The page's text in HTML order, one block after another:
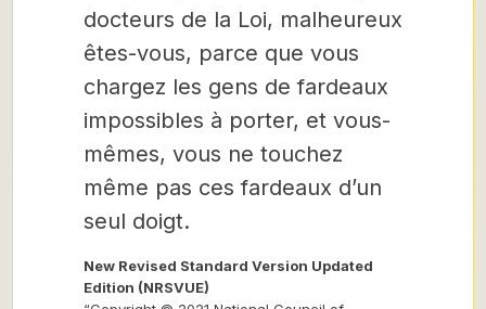
docteurs de la Loi, malheureux
êtes-vous, parce que vous
chargez les gens de fardeaux
impossibles à porter, et vous-
mêmes, vous ne touchez
même pas ces fardeaux d’un
seul doigt.
New Revised Standard Version Updated
Edition (NRSVUE)